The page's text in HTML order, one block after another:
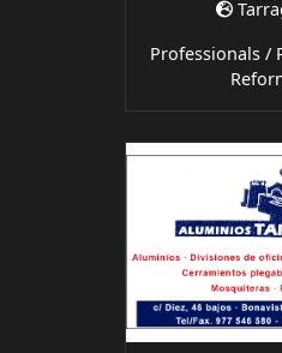
Professionals /